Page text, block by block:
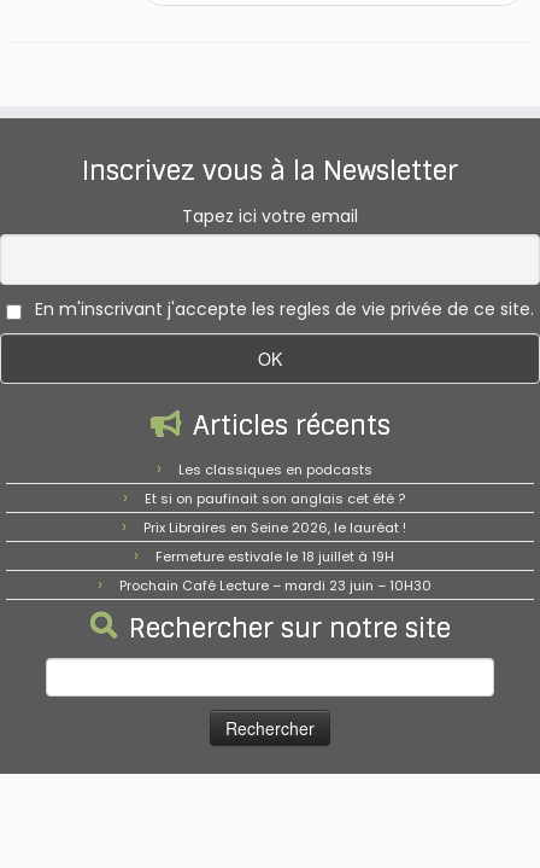
Inscrivez vous à la Newsletter
Tapez ici votre email
En m'inscrivant j'accepte les regles de vie privée de ce site.
Articles récents
Les classiques en podcasts
Et si on paufinait son anglais cet été ?
Prix Libraires en Seine 2026, le lauréat !
Fermeture estivale le 18 juillet à 19H
Prochain Café Lecture – mardi 23 juin – 10H30
Rechercher sur notre site